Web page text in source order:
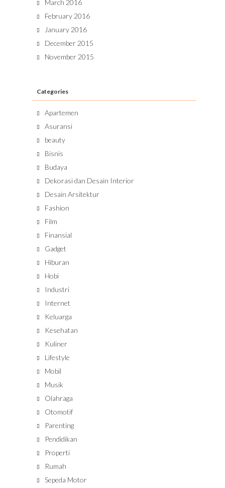
March 2016
February 2016
January 2016
December 2015
November 2015
Categories
Apartemen
Asuransi
beauty
Bisnis
Budaya
Dekorasi dan Desain Interior
Desain Arsitektur
Fashion
Film
Finansial
Gadget
Hiburan
Hobi
Industri
Internet
Keluarga
Kesehatan
Kuliner
Lifestyle
Mobil
Musik
Olahraga
Otomotif
Parenting
Pendidikan
Properti
Rumah
Sepeda Motor